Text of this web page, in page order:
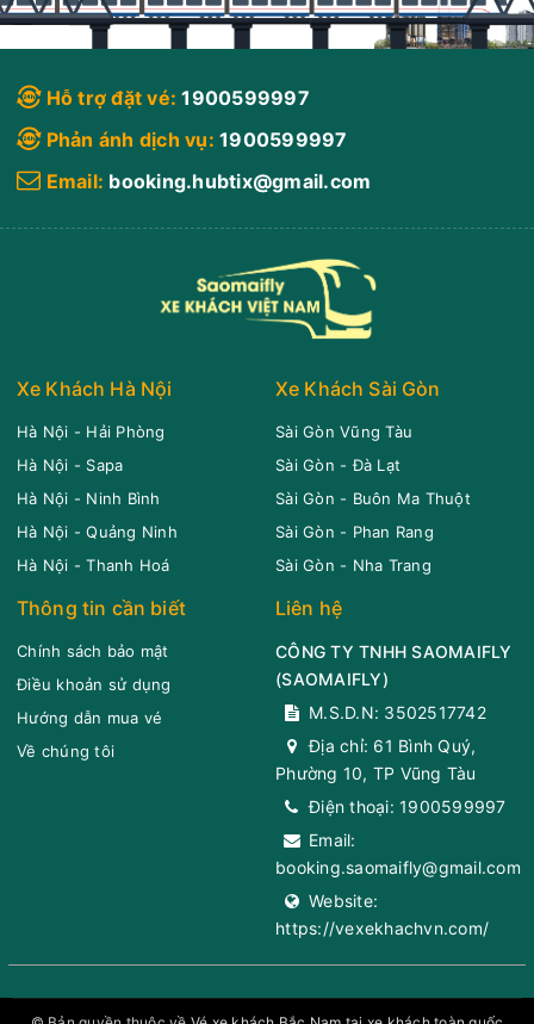
Hỗ trợ đặt vé: 1900599997
Phản ánh dịch vụ: 1900599997
Email: booking.hubtix@gmail.com
Xe Khách Hà Nội
Hà Nội - Hải Phòng
Hà Nội - Sapa
Hà Nội - Ninh Bình
Hà Nội - Quảng Ninh
Hà Nội - Thanh Hoá
Xe Khách Sài Gòn
Sài Gòn Vũng Tàu
Sài Gòn - Đà Lạt
Sài Gòn - Buôn Ma Thuột
Sài Gòn - Phan Rang
Sài Gòn - Nha Trang
Thông tin cần biết
Chính sách bảo mật
Điều khoản sử dụng
Hướng dẫn mua vé
Về chúng tôi
Liên hệ
CÔNG TY TNHH SAOMAIFLY
(SAOMAIFLY)
M.S.D.N: 3502517742
Địa chỉ: 61 Bình Quý,
Phường 10, TP Vũng Tàu
Điện thoại: 1900599997
Email:
booking.saomaifly@gmail.com
Website:
https://vexekhachvn.com/